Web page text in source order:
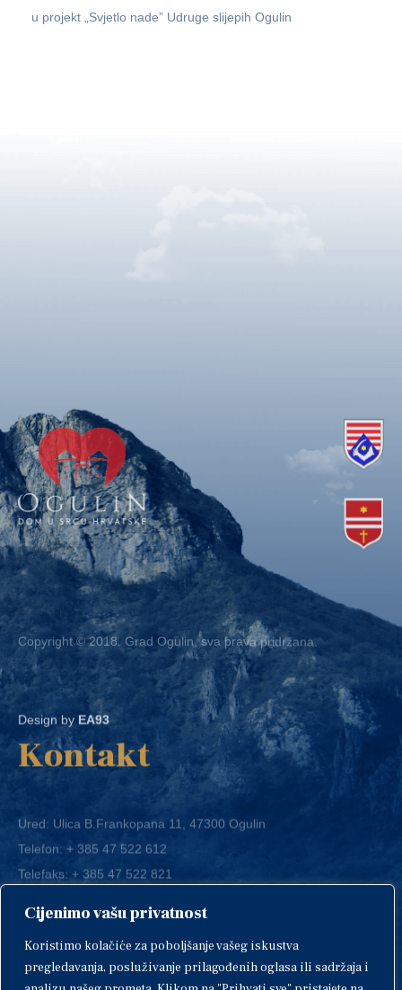
Cijenimo vašu privatnost
Koristimo kolačiće za poboljšanje vašeg iskustva
pregledavanja, posluživanje prilagođenih oglasa ili sadržaja i
u projekt „Svjetlo nade” Udruge slijepih Ogulin
Copyright © 2018. Grad Ogulin, sva prava pridržana.
Design by EA93
Kontakt
Telefon:+ 385 47 522 612
Telefaks:+ 385 47 522 821
E-mail:grad-ogulin@ogulin.hr
IBAN: HR1424020061829700009